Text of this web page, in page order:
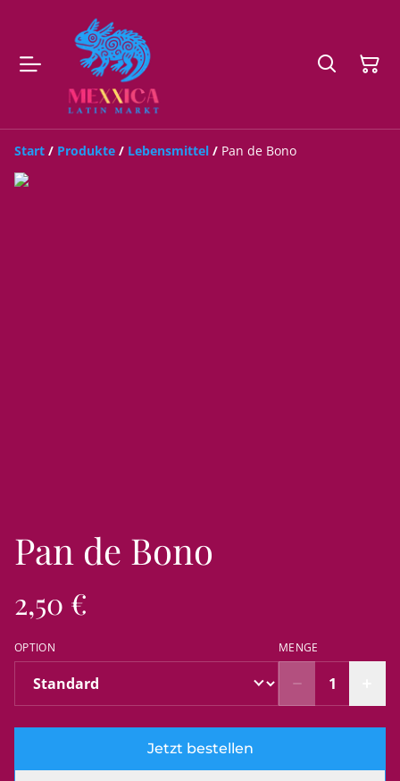
Start / Produkte / Lebensmittel / Pan de Bono
Pan de Bono
2,50 €
OPTION MENGE
Jetzt bestellen